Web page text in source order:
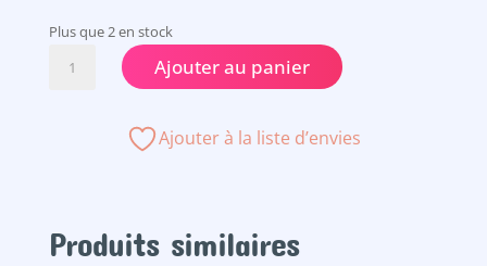
Plus que 2 en stock
jardin
Ajouter au panier
Ajouter à la liste d’envies
Produits similaires